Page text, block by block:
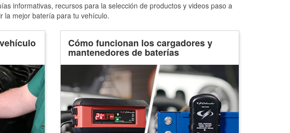
informativas, recursos para la selección de productos y videos paso a
la mejor batería para tu vehículo.
Cómo funcionan los cargadores y
mantenedores de baterías